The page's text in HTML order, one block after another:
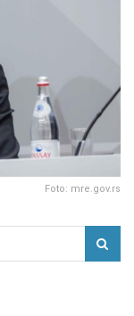
Foto: mre.gov.rs